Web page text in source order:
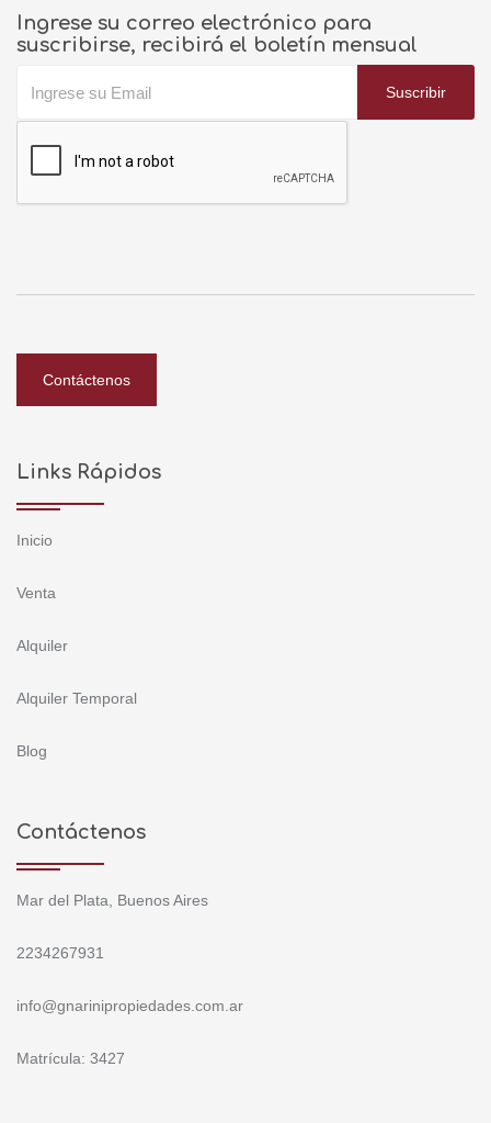
Ingrese su correo electrónico para
suscribirse, recibirá el boletín mensual
Suscribir
Contáctenos
Links Rápidos
Inicio
Venta
Alquiler
Alquiler Temporal
Blog
Contáctenos
Mar del Plata, Buenos Aires
2234267931
info@gnarinipropiedades.com.ar
Matrícula: 3427